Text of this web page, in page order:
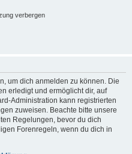
verbergen
um dich anmelden zu können. Die
erledigt und ermöglicht dir, auf
Administration kann registrierten
zuweisen. Beachte bitte unsere
Regelungen, bevor du dich
Forenregeln, wenn du dich in